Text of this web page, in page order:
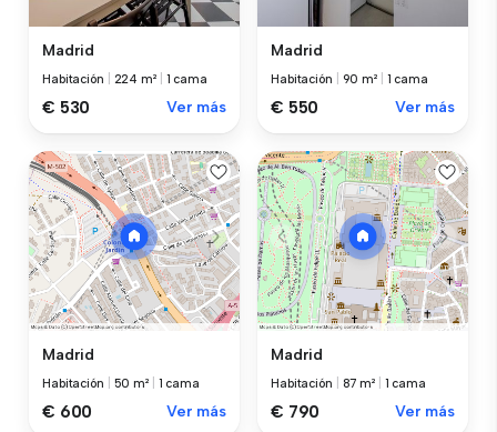
Madrid
Habitación 224 m² 1 cama
€ 530 Ver más
Madrid
Habitación 90 m² 1 cama
€ 550 Ver más
Madrid
Habitación 50 m² 1 cama
€ 600 Ver más
Madrid
Habitación 87 m² 1 cama
€ 790 Ver más